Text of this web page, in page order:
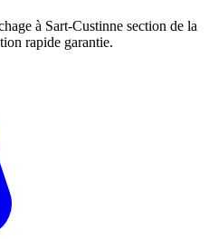
à Sart-Custinne section de la
rapide garantie.